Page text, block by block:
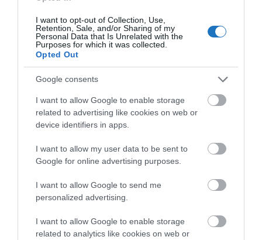
I want to opt-out of Collection, Use,
Retention, Sale, and/or Sharing of my
Personal Data that Is Unrelated with the
Purposes for which it was collected.
Opted Out
Google consents
I want to allow Google to enable storage
related to advertising like cookies on web or
device identifiers in apps.
I want to allow my user data to be sent to
Google for online advertising purposes.
I want to allow Google to send me
personalized advertising.
I want to allow Google to enable storage
related to analytics like cookies on web or
A vizsgálatokat a Budapest, VIII. kerület Auróra utca
22-28 szám alatti Józsefvárosi Szent Kozma
Egészségügyi Központ Reumatológia Szakrendelésén
végzik el.
A vizsgálatra jelentkezni a Rudas Gyógyfürdő és
Uszoda recepcióján kihelyezett táblázatba való
feliratkozással lehet. További részletek és feltételek
Kérem nap végén az aznapi friss cikkeket!